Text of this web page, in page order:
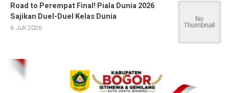
Road to Perempat Final! Piala Dunia 2026
Sajikan Duel-Duel Kelas Dunia
6 Juli 2026